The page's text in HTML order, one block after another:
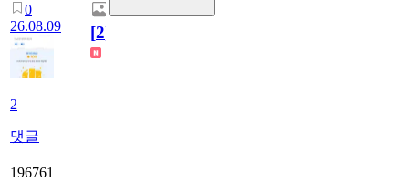
0
26.08.09
2
댓글
[2]
196761